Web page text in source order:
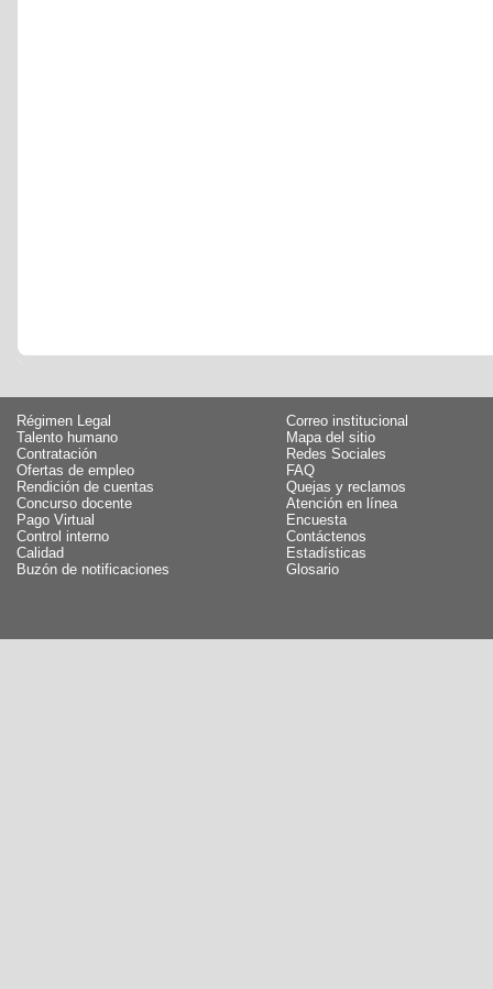
Régimen Legal
Talento humano
Contratación
Ofertas de empleo
Rendición de cuentas
Concurso docente
Pago Virtual
Control interno
Calidad
Buzón de notificaciones
Correo institucional
Mapa del sitio
Redes Sociales
FAQ
Quejas y reclamos
Atención en línea
Encuesta
Contáctenos
Estadísticas
Glosario